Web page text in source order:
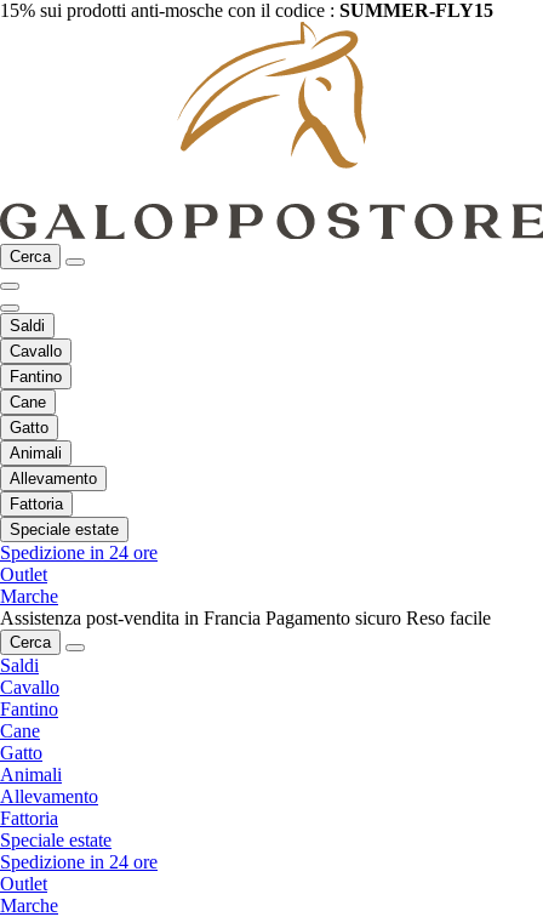
15% sui prodotti anti-mosche con il codice : SUMMER-FLY15
Cerca
Saldi
Cavallo
Fantino
Cane
Gatto
Animali
Allevamento
Fattoria
Speciale estate
Spedizione in 24 ore
Outlet
Marche
Assistenza post-vendita in Francia Pagamento sicuro Reso facile
Cerca
Saldi
Cavallo
Fantino
Cane
Gatto
Animali
Allevamento
Fattoria
Speciale estate
Spedizione in 24 ore
Outlet
Marche